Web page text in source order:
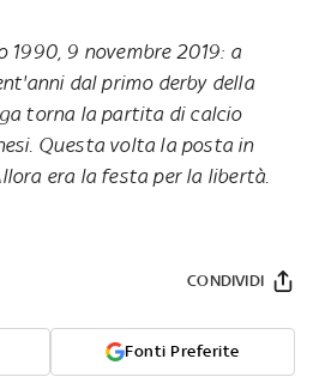
1990, 9 novembre 2019: a
dal primo derby della
torna la partita di calcio
Questa volta la posta in
era la festa per la libertà.
Fonti Preferite
CONDIVIDI